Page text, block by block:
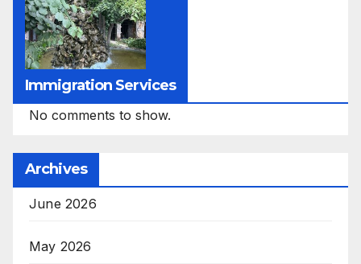
Immigration Services
No comments to show.
Archives
June 2026
May 2026